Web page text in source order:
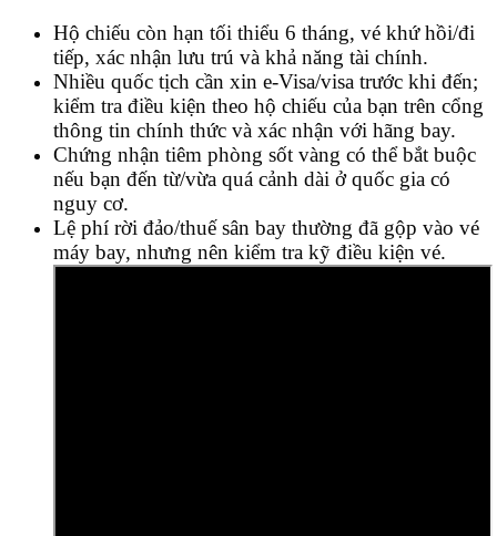
Hộ chiếu còn hạn tối thiểu 6 tháng, vé khứ hồi/đi
tiếp, xác nhận lưu trú và khả năng tài chính.
Nhiều quốc tịch cần xin e‑Visa/visa trước khi đến;
kiểm tra điều kiện theo hộ chiếu của bạn trên cổng
thông tin chính thức và xác nhận với hãng bay.
Chứng nhận tiêm phòng sốt vàng có thể bắt buộc
nếu bạn đến từ/vừa quá cảnh dài ở quốc gia có
nguy cơ.
Lệ phí rời đảo/thuế sân bay thường đã gộp vào vé
máy bay, nhưng nên kiểm tra kỹ điều kiện vé.